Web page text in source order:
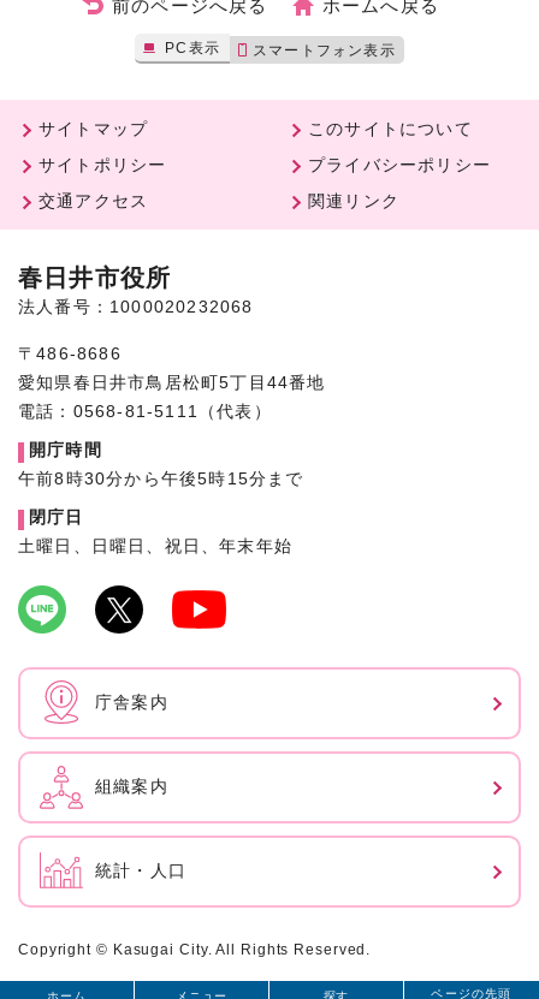
前のページへ戻る ホームへ戻る
PC表示 スマートフォン表示
メニュー
ホーム 探す ページの先頭
サイトマップ
このサイトについて
サイトポリシー
プライバシーポリシー
交通アクセス
関連リンク
春日井市役所
法人番号：1000020232068
〒486-8686
愛知県春日井市鳥居松町5丁目44番地
電話：0568-81-5111（代表）
開庁時間
午前8時30分から午後5時15分まで
閉庁日
土曜日、日曜日、祝日、年末年始
庁舎案内
組織案内
統計・人口
Copyright © Kasugai City. All Rights Reserved.